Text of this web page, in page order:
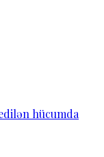
hücumda